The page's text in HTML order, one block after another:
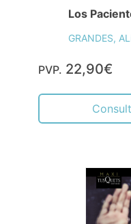
Los
GRANDES,
PVP. 22,90€